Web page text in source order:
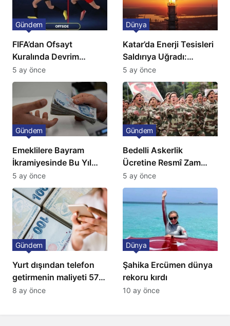
FIFA’dan Ofsayt
Kuralında Devrim
Niteliğinde Onay
Gündem
5 ay önce
Katar’da Enerji Tesisleri
Saldırıya Uğradı:
Avrupa’da Doğalgaz
Fiyatlarında Sert Artış
Dünya
5 ay önce
Emeklilere Bayram
İkramiyesinde Bu Yıl
Artış Gelmeyecek
Gündem
5 ay önce
Bedelli Askerlik
Ücretine Resmî Zam
Geliyor
Gündem
5 ay önce
Yurt dışından telefon
getirmenin maliyeti 57
bin lira oldu
Gündem
8 ay önce
Şahika Ercümen dünya
rekoru kırdı
Dünya
10 ay önce